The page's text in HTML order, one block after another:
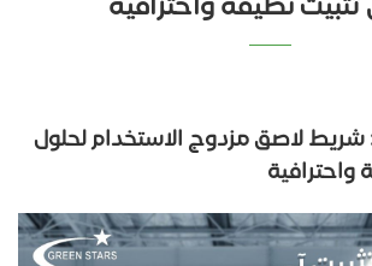
تثبيت نظيفة واحترافية
شريط لاصق مزدوج الاستخدام لحلول
واحترافية